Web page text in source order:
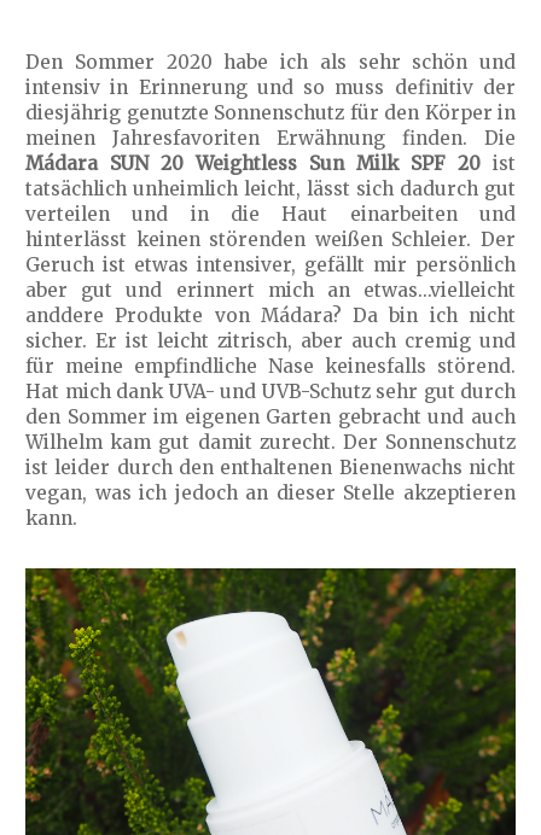
Den Sommer 2020 habe ich als sehr schön und
intensiv in Erinnerung und so muss definitiv der
diesjährig genutzte Sonnenschutz für den Körper in
meinen Jahresfavoriten Erwähnung finden. Die
Mádara SUN 20 Weightless Sun Milk SPF 20 ist
tatsächlich unheimlich leicht, lässt sich dadurch gut
verteilen und in die Haut einarbeiten und
hinterlässt keinen störenden weißen Schleier. Der
Geruch ist etwas intensiver, gefällt mir persönlich
aber gut und erinnert mich an etwas...vielleicht
anddere Produkte von Mádara? Da bin ich nicht
sicher. Er ist leicht zitrisch, aber auch cremig und
für meine empfindliche Nase keinesfalls störend.
Hat mich dank UVA- und UVB-Schutz sehr gut durch
den Sommer im eigenen Garten gebracht und auch
Wilhelm kam gut damit zurecht. Der Sonnenschutz
ist leider durch den enthaltenen Bienenwachs nicht
vegan, was ich jedoch an dieser Stelle akzeptieren
kann.